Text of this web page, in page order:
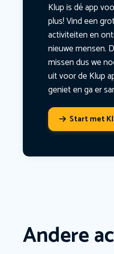
Klup is dé app
plus! Vind een
activiteiten en
nieuwe mensen.
missen dus we
uit voor de Klup
geniet en ga er
Start met
Andere